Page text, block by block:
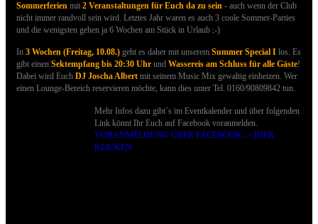
Sommerferien mit 2 Veranstaltungen für Euch da zu sein - auch wenn der Club
nicht immer randvoll sein wird. Letztes Jahr waren es auch 3 coole Sommer-Parties
und die wenigsten gehen ja 6 Wochen am Stück in Urlaub ;-)
In 3 Wochen (Freitag, 10.08.) geht es daher mit unserem Summer Special I los. Es
gibt einen Sektempfang bis 20:30 Uhr und Wassereis am Schluss für alle Gäste!
Dabei wird Euch DJ Joscha Albert mit seinem Music Mix gewaltig einheizen. Wer
einen Lounge-Bereich reservieren möchte, kann dies unter Tel. 0160/90809842 tun.
Mehr Infos dazu gibt´s im Eventkalender und über folgenden
Link könnt Ihr Euch auf Facebook voranmelden.
VORANMELDUNG ÜBER FACEBOOK -> HIER
KLICKEN